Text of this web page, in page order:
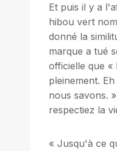
Et puis il y a
hibou vert
donné la
marque a tué
officielle que «
pleinement.
nous savons.
respectiez la
« Jusqu'à ce